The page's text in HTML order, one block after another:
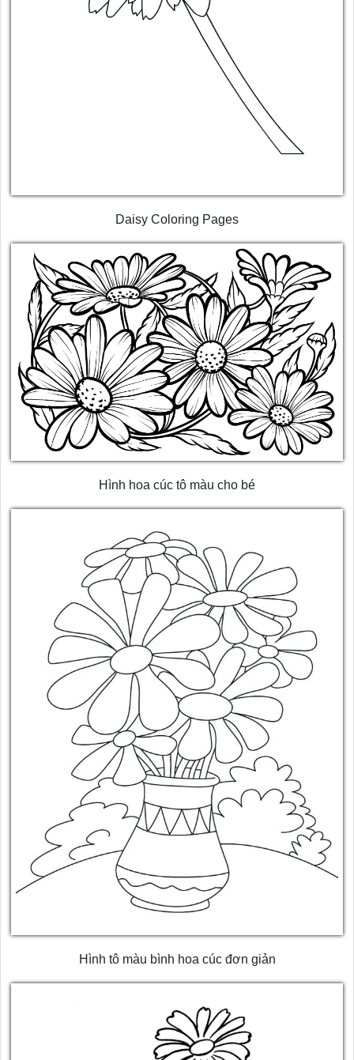
Daisy Coloring Pages
Hình hoa cúc tô màu cho bé
Hình tô màu bình hoa cúc đơn giản